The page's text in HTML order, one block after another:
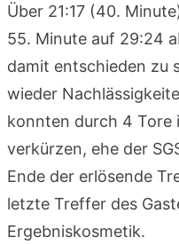
Über 21:17 (40.
55. Minute auf 29:24
damit entschieden zu
wieder
konnten durch 4 Tore
verkürzen, ehe der
Ende der erlösende
letzte Treffer des
Ergebniskosmetik.